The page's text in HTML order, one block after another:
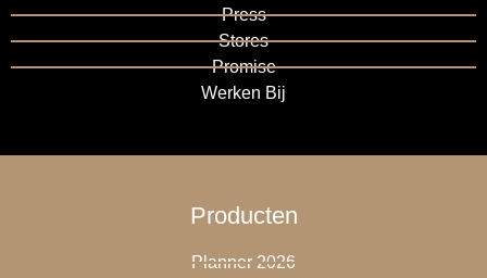
Press
Stores
Promise
Werken Bij
Producten
Planner 2026